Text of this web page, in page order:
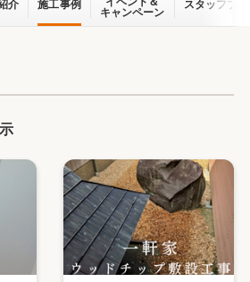
介 施工事例
キャンペーン
スタッフブ